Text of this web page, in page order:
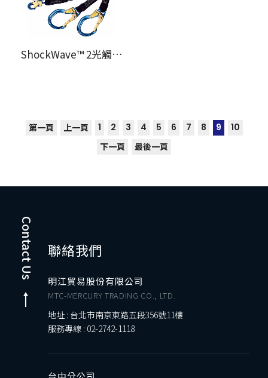
ShockWave™ 2光觸媒100%打結式減震連接繩
第一頁 上一頁 1 2 3 4 5 6 7 8 9
10
下一頁
最後一頁
Contact Us 聯絡我們
明江貿易股份有限公司
MTC-MERCURY TRADING CO., LTD.
地址 : 台北市南京東路五段356號11樓
服務專線 : 02-2742-1118